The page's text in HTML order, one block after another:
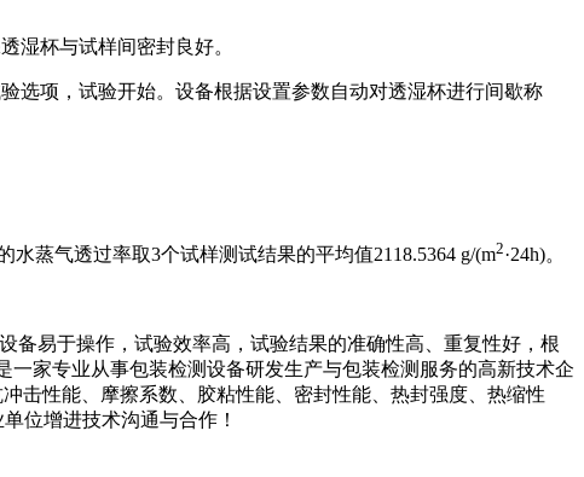
湿杯与试样间密封良好。
选项，试验开始。设备根据设置参数自动对透湿杯进行间歇称
水蒸气透过率取3个试样测试结果的平均值2118.5364 g/(m2·24h)。
备易于操作，试验效率高，试验结果的准确性高、重复性好，根
家专业从事包装检测设备研发生产与包装检测服务的高新技术企
击性能、摩擦系数、胶粘性能、密封性能、热封强度、热缩性
位增进技术沟通与合作！